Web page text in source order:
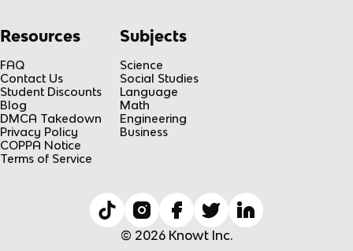
Resources
FAQ
Contact Us
Student Discounts
Blog
DMCA Takedown
Privacy Policy
COPPA Notice
Terms of Service
Subjects
Science
Social Studies
Language
Math
Engineering
Business
© 2026 Knowt Inc.